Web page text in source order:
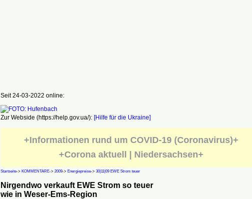
Seit 24-03-2022 online:
Zur Webside (https://help.gov.ua/): [Hilfe für die Ukraine]
+Informationen rund um COVID-19 (Coronavirus)+
+Corona aktuell | Niedersachsen+
Startseite-> KOMMENTARE-> 2009-> Energiepreise-> 30|11|09 EWE Strom teuer
Nirgendwo verkauft EWE Strom so teuer
wie in Weser-Ems-Region